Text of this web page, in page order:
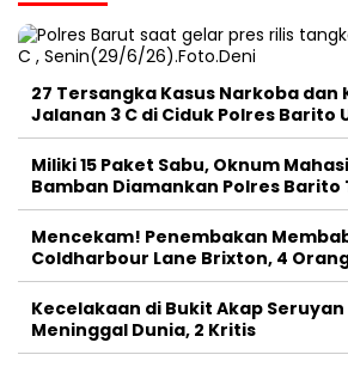
27 Tersangka Kasus Narkoba dan
Jalanan 3 C di Ciduk Polres Barito
Miliki 15 Paket Sabu, Oknum
Bamban Diamankan Polres Barito
Mencekam! Penembakan
Coldharbour Lane Brixton, 4
Kecelakaan di Bukit Akap
Meninggal Dunia, 2 Kritis